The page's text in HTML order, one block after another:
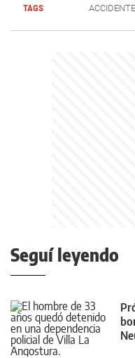
TAGS
Seguí leyendo